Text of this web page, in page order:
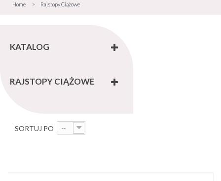
Home > Rajstopy Ciążowe
KATALOG
RAJSTOPY CIĄŻOWE
SORTUJ PO --